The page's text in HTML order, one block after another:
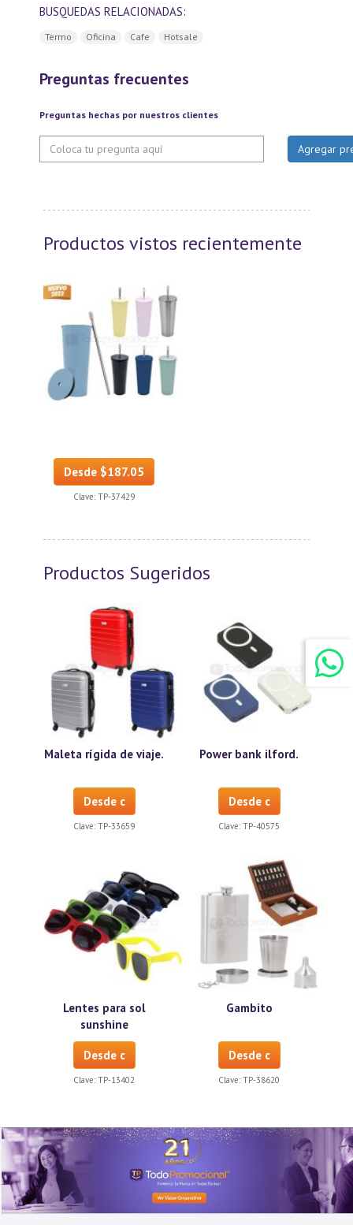
BUSQUEDAS RELACIONADAS:
Termo Oficina Cafe Hotsale
Preguntas frecuentes
Preguntas hechas por nuestros clientes
Productos vistos recientemente
Desde $187.05
Clave: TP-37429
Productos Sugeridos
Maleta rígida de viaje.
Desde c
Clave: TP-33659
Power bank ilford.
Desde c
Clave: TP-40575
Lentes para sol
sunshine
Desde c
Clave: TP-13402
Gambito
Desde c
Clave: TP-38620